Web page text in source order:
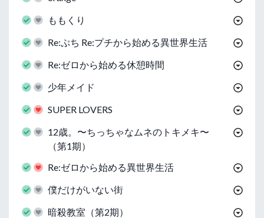
ももくり
Re:ぷち Re:プチから始める異世界生活
Re:ゼロから始める休憩時間
少年メイド
SUPER LOVERS
12歳。〜ちっちゃなムネのトキメキ〜
（第1期）
Re:ゼロから始める異世界生活
僕だけがいない街
暗殺教室（第2期）